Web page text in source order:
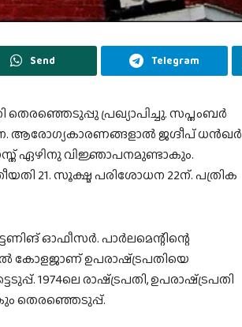
Send Telegram
പ്രഖ്യാപിച്ചു. സപ്തംബര്‍
ആരോഗ്യകാരണങ്ങളാല്‍ ജഗ്ദീപ് ധന്‍ഖര്‍
ഏഴിനു വിജ്ഞാപനമുണ്ടാകും.
21. സൂക്ഷ്മ പരിശോധന 22ന്. പത്രിക
ഓഫീസര്‍. പാര്‍ലമെന്റിന്റെ
കോളജാണ് ഉപരാഷ്‌ട്രപതിയെ
1974ലെ രാഷ്‌ട്രപതി, ഉപരാഷ്‌ട്രപതി
തെരഞ്ഞെടുപ്പ്.